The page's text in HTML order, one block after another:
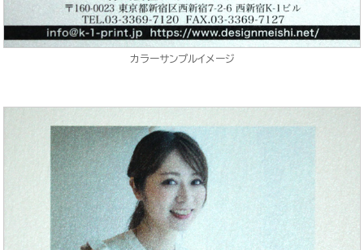
カラーサンプルイメージ